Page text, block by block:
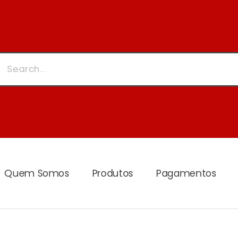
Quem Somos Produtos Pagamentos